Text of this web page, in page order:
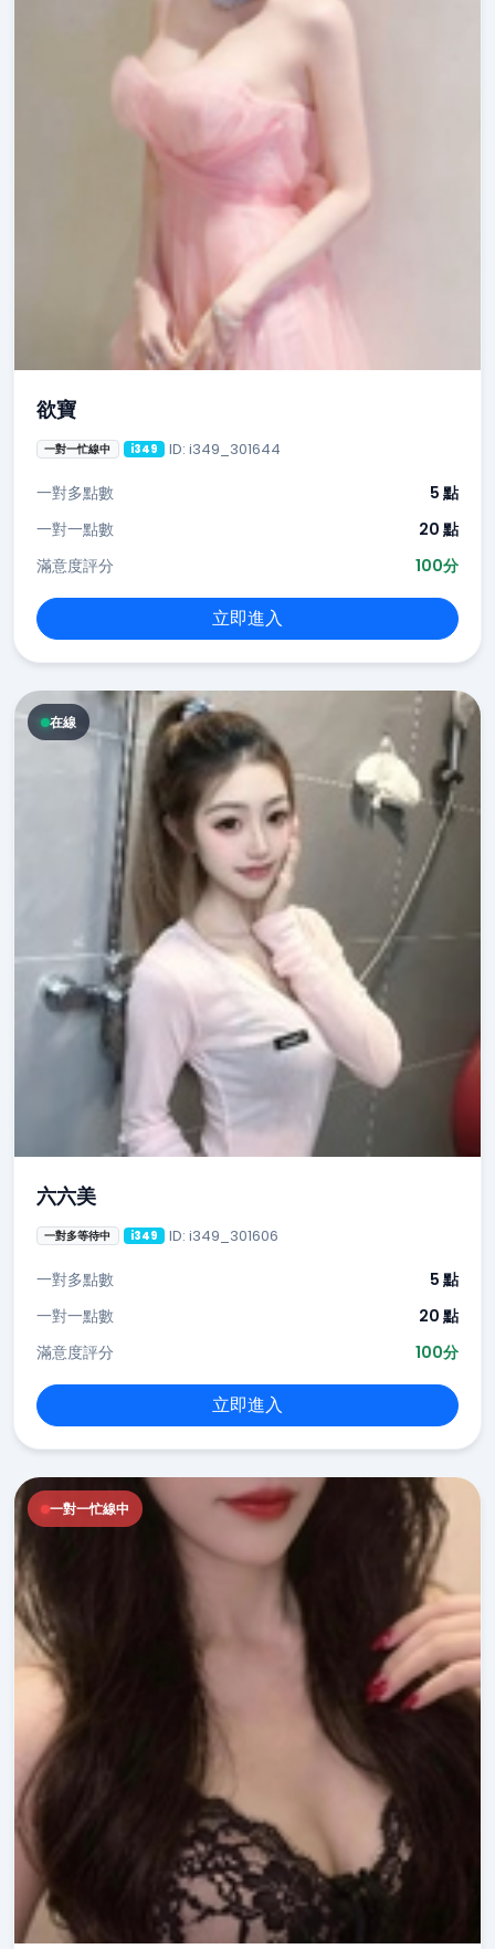
欲寶
一對一忙線中 i349 ID: i349_301644
一對多點數
5 點
一對一點數
20 點
滿意度評分
100分
立即進入
在線
六六美
一對多等待中 i349 ID: i349_301606
一對多點數
5 點
一對一點數
20 點
滿意度評分
100分
立即進入
一對一忙線中